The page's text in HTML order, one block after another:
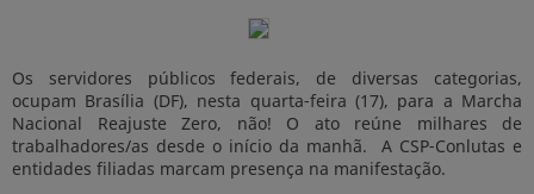
Os servidores públicos federais, de diversas categorias,
ocupam Brasília (DF), nesta quarta-feira (17), para a Marcha
Nacional Reajuste Zero, não! O ato reúne milhares de
trabalhadores/as desde o início da manhã. A CSP-Conlutas e
entidades filiadas marcam presença na manifestação.